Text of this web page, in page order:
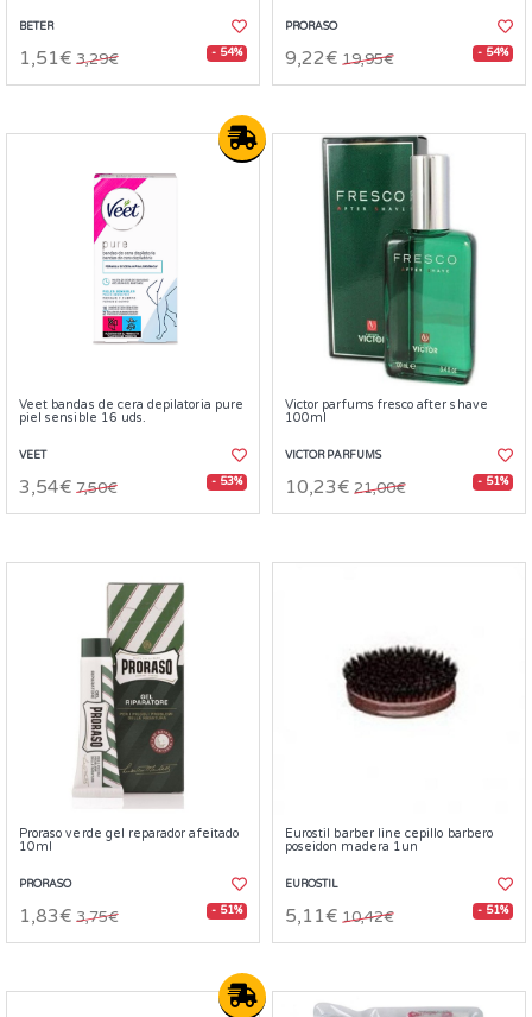
BETER
1,51€ 3,29€ - 54%
PRORASO
9,22€ 19,95€ - 54%
Veet bandas de cera depilatoria pure
piel sensible 16 uds.
VEET
3,54€ 7,50€ - 53%
Victor parfums fresco after shave
100ml
VICTOR PARFUMS
10,23€ 21,00€ - 51%
Proraso verde gel reparador afeitado
10ml
PRORASO
1,83€ 3,75€ - 51%
Eurostil barber line cepillo barbero
poseidon madera 1un
EUROSTIL
5,11€ 10,42€ - 51%